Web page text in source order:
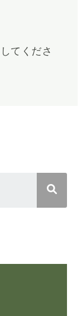
してくださ